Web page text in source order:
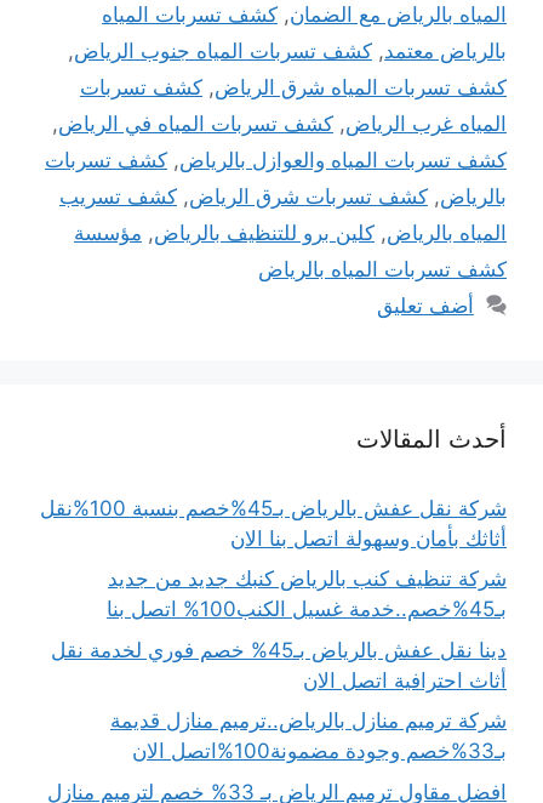
المياه بالرياض مع الضمان, كشف تسربات المياه
بالرياض معتمد, كشف تسربات المياه جنوب الرياض,
كشف تسربات المياه شرق الرياض, كشف تسربات
المياه غرب الرياض, كشف تسربات المياه في الرياض,
كشف تسربات المياه والعوازل بالرياض, كشف تسربات
بالرياض, كشف تسربات شرق الرياض, كشف تسريب
المياه بالرياض, كلين برو للتنظيف بالرياض, مؤسسة
كشف تسربات المياه بالرياض
أضف تعليق
أحدث المقالات
شركة نقل عفش بالرياض بـ45%خصم بنسبة 100%نقل
أثاثك بأمان وسهولة اتصل بنا الان
شركة تنظيف كنب بالرياض كنبك جديد من جديد
بـ45%خصم..خدمة غسيل الكنب100% اتصل بنا
دينا نقل عفش بالرياض بـ45% خصم فوري لخدمة نقل
أثاث احترافية اتصل الان
شركة ترميم منازل بالرياض..ترميم منازل قديمة
بـ33%خصم وجودة مضمونة100%اتصل الان
افضل مقاول ترميم الرياض بـ 33% خصم لترميم منازل